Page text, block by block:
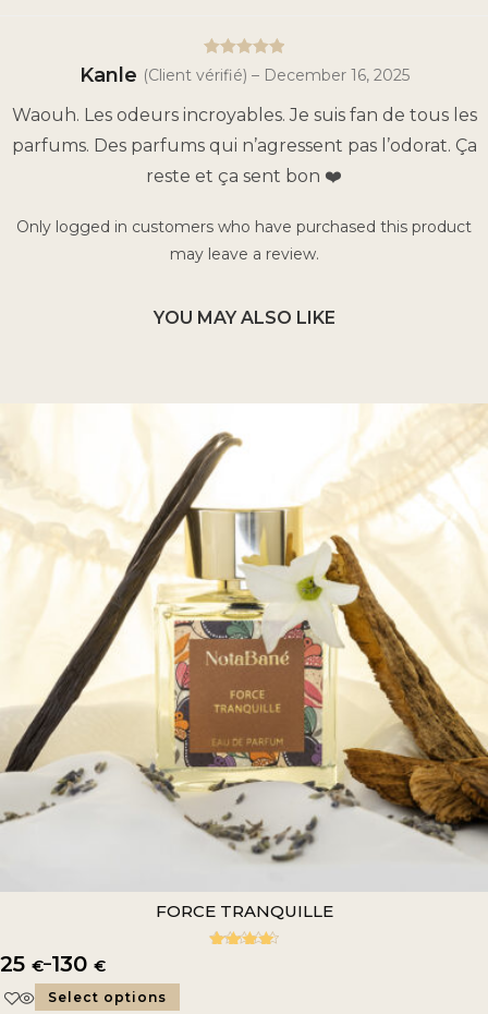
Rated
out
of 5
Kanle (Client vérifié) – December 16, 2025
Waouh. Les odeurs incroyables. Je suis fan de tous les
parfums. Des parfums qui n’agressent pas l’odorat. Ça
reste et ça sent bon ❤️
Only logged in customers who have purchased this product
may leave a review.
YOU MAY ALSO LIKE
FORCE TRANQUILLE
25 €–130 €
Select options